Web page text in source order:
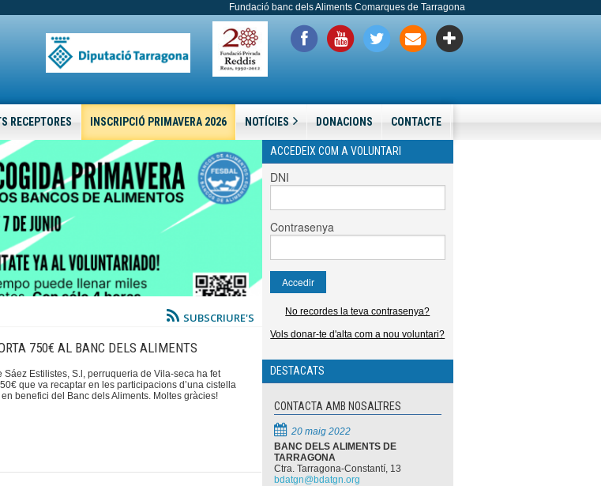
Fundació banc dels Aliments Comarques de Tarragona
RECEPTORES INSCRIPCIÓ PRIMAVERA 2026 NOTÍCIES DONACIONS CONTACTE
SUBSCRIURE'S
750€ AL BANC DELS ALIMENTS
Sáez Estilistes, S.l, perruqueria de Vila-seca ha fet
que va recaptar en les participacions d’una cistella
benefici del Banc dels Aliments. Moltes gràcies!
ACCEDEIX COM A VOLUNTARI
DNI
Contrasenya
No recordes la teva contrasenya?
Vols donar-te d'alta com a nou voluntari?
DESTACATS
CONTACTA AMB NOSALTRES
20 maig 2022
BANC DELS ALIMENTS DE
TARRAGONA
Ctra. Tarragona-Constantí, 13
bdatgn@bdatgn.org